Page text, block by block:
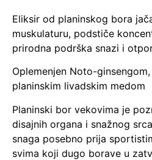
Eliksir od planinskog bora
muskulaturu, podstiče
prirodna podrška snazi i
Oplemenjen Noto-
planinskim livadskim medom
Planinski bor vekovima je
disajnih organa i snažnog
snaga posebno prija
svima koji dugo borave u